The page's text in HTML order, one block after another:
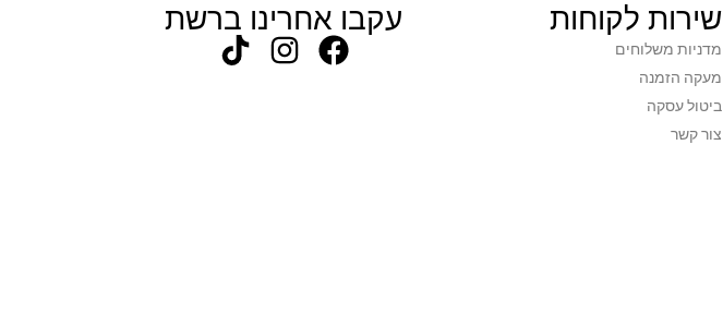
שירות לקוחות
מדניות משלוחים
מעקה הזמנה
ביטול עסקה
צור קשר
עקבו אחרינו ברשת